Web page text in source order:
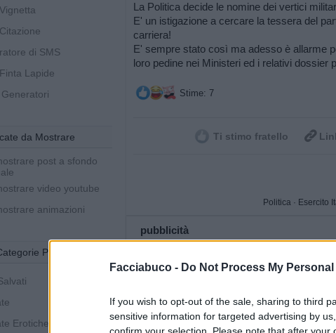
Facciabuco - Do Not Process My
If you wish to opt-out of the sale, sharing to third
sensitive information for targeted advertising by
confirm your selection. Please note that after
di SMS
Lapide
da Mostrare
post a sfondo
video youtube
animazioni
Post
Erotiche
La Politica decide le nomine dei vertici
E' un istigazione a cercare la tessera del
carriera!
E' sempre stato così ma adesso è allarme
loro pedine nei Ministeri ed i relativi dossier
Stime: 7
Ti stimo fratello 
Politica · Esercito
pubblicità